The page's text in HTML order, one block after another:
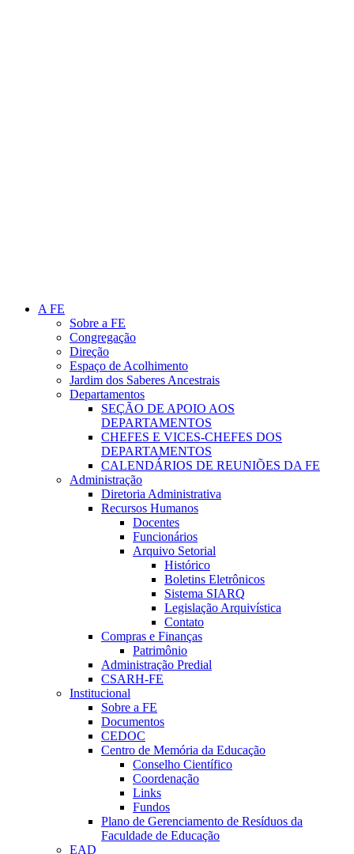
A FE
Sobre a FE
Congregação
Direção
Espaço de Acolhimento
Jardim dos Saberes Ancestrais
Departamentos
SEÇÃO DE APOIO AOS
DEPARTAMENTOS
CHEFES E VICES-CHEFES DOS
DEPARTAMENTOS
CALENDÁRIOS DE REUNIÕES DA FE
Administração
Diretoria Administrativa
Recursos Humanos
Docentes
Funcionários
Arquivo Setorial
Histórico
Boletins Eletrônicos
Sistema SIARQ
Legislação Arquivística
Contato
Compras e Finanças
Patrimônio
Administração Predial
CSARH-FE
Institucional
Sobre a FE
Documentos
CEDOC
Centro de Memória da Educação
Conselho Científico
Coordenação
Links
Fundos
Plano de Gerenciamento de Resíduos da
Faculdade de Educação
EAD